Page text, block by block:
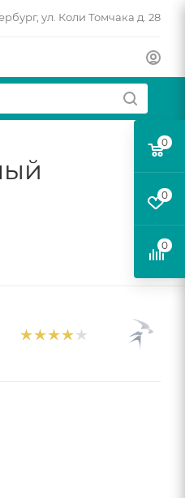
ул. Коли Томчака д. 28
0
0
0